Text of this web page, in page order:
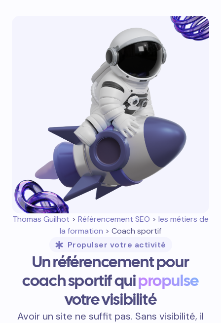
Thomas Guilhot > Référencement SEO > les métiers de
la formation > Coach sportif
Propulser votre activité
Un référencement pour
coach sportif quipropulse
votre visibilité
Avoir un site ne suffit pas. Sans visibilité, il